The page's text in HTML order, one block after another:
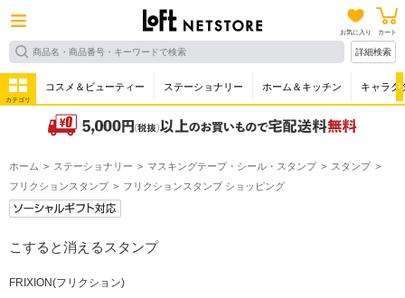
お気に入り カート
詳細検索
カテゴリ
コスメ＆ビューティー ステーショナリー ホーム＆キッチン キャラク
ホーム ステーショナリー マスキングテープ・シール・スタンプ
スタンプ
フリクションスタンプ
フリクションスタンプ ショッピング
こすると消えるスタンプ
FRIXION(フリクション)